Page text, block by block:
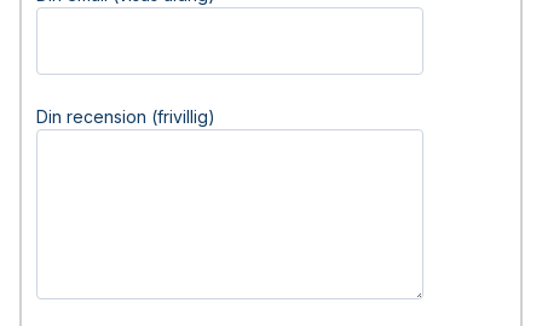
Din recension (frivillig)